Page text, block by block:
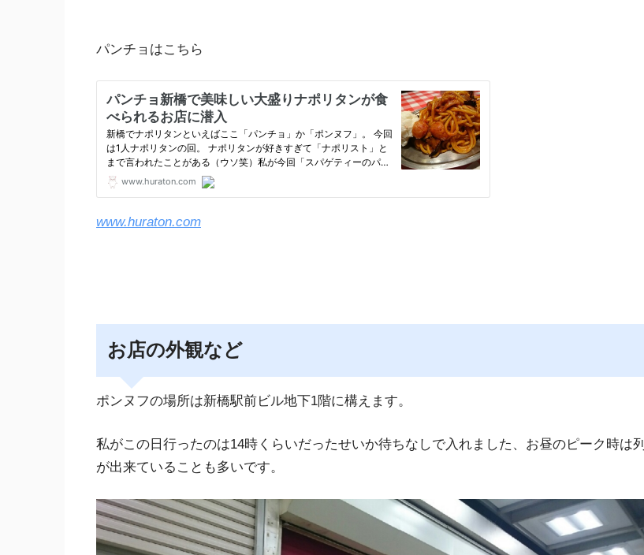
パンチョはこちら
www.huraton.com
お店の外観など
ポンヌフの場所は新橋駅前ビル地下1階に構えます。
私がこの日行ったのは14時くらいだったせいか待ちなしで入れました、お昼のピーク時は列
が出来ていることも多いです。